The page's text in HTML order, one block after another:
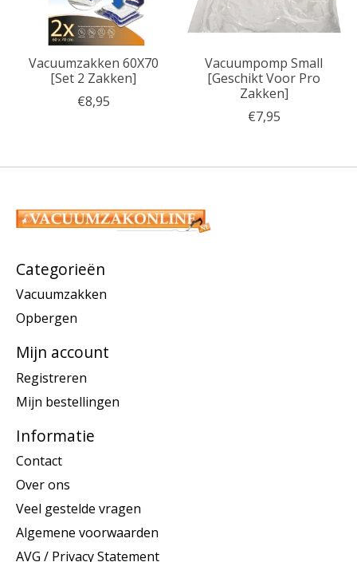
Vacuumzakken 60X70
[Set 2 Zakken]
€8,95
Vacuumpomp Small
[Geschikt Voor Pro
Zakken]
€7,95
Categorieën
Vacuumzakken
Opbergen
Mijn account
Registreren
Mijn bestellingen
Informatie
Contact
Over ons
Veel gestelde vragen
Algemene voorwaarden
AVG / Privacy Statement